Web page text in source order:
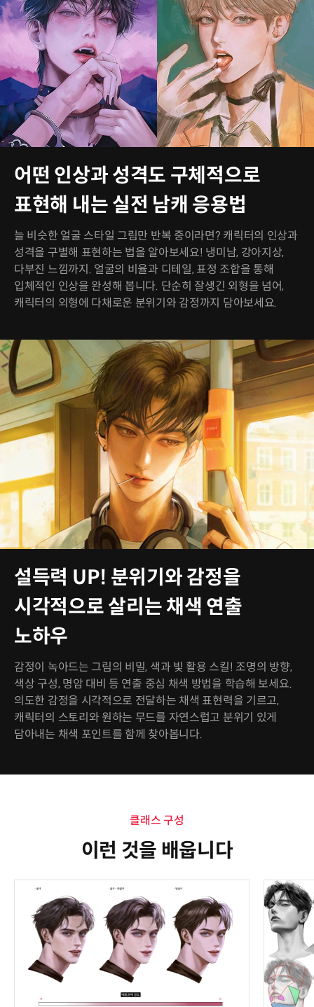
어떤 인상과 성격도 구체적으로
표현해 내는 실전 남캐 응용법
늘 비슷한 얼굴 스타일 그림만 반복 중이라면? 캐릭터의 인상과
성격을 구별해 표현하는 법을 알아보세요! 냉미남, 강아지상,
다부진 느낌까지. 얼굴의 비율과 디테일, 표정 조합을 통해
입체적인 인상을 완성해 봅니다. 단순히 잘생긴 외형을 넘어,
캐릭터의 외형에 다채로운 분위기와 감정까지 담아보세요.
설득력 UP! 분위기와 감정을
시각적으로 살리는 채색 연출
노하우
감정이 녹아드는 그림의 비밀, 색과 빛 활용 스킬! 조명의 방향,
색상 구성, 명암 대비 등 연출 중심 채색 방법을 학습해 보세요.
의도한 감정을 시각적으로 전달하는 채색 표현력을 기르고,
캐릭터의 스토리와 원하는 무드를 자연스럽고 분위기 있게
담아내는 채색 포인트를 함께 찾아봅니다.
클래스 구성
이런 것을 배웁니다